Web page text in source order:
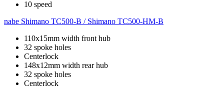
10 speed
nabe Shimano TC500-B / Shimano TC500-HM-B
110x15mm width front hub
32 spoke holes
Centerlock
148x12mm width rear hub
32 spoke holes
Centerlock